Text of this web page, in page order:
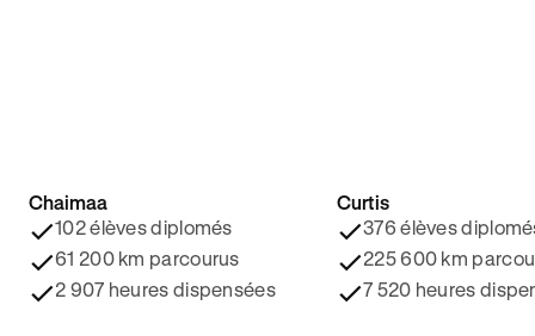
4.8/5 ⭐️
Chaimaa
102 élèves diplomés
61 200 km parcourus
2 907 heures dispensées
4.9/5 ⭐️
Curtis
376 élèves
225 600 km
7 520 heures